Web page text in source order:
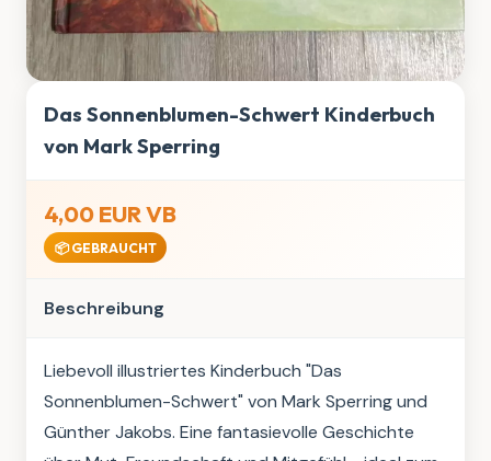
Das Sonnenblumen-Schwert Kinderbuch
von Mark Sperring
4,00 EUR VB
📦 GEBRAUCHT
Beschreibung
Liebevoll illustriertes Kinderbuch "Das
Sonnenblumen-Schwert" von Mark Sperring und
Günther Jakobs. Eine fantasievolle Geschichte